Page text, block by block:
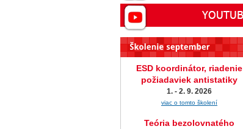
ESD koordinátor, riadenie
požiadaviek antistatiky
1. - 2. 9. 2026
viac o tomto školení
Teória bezolovnatého